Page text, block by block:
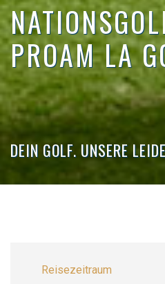
PROAM LA
DEIN GOLF. UNSERE
Reisezeitraum